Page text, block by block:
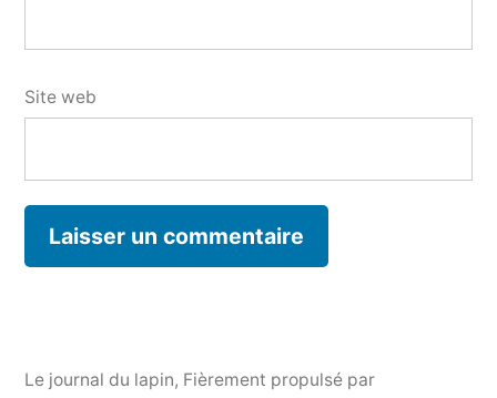
Site web
Le journal du lapin, Fièrement propulsé par